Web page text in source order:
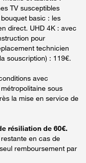
TV susceptibles
basic : les
direct. UHD 4K : avec
pour
technicien
souscription) : 119€.
avec
sous
la mise en service de
résiliation de 60€.
en cas de
remboursement par